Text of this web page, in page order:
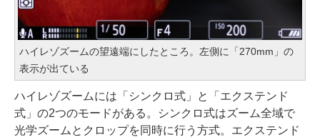
ハイレゾズームの望遠端にしたところ。左側に「270mm」の
表示が出ている
ハイレゾズームには「シンクロ式」と「エクステンド
式」の2つのモードがある。シンクロ式はズーム全域で
光学ズームとクロップを同時に行う方式。エクステンド